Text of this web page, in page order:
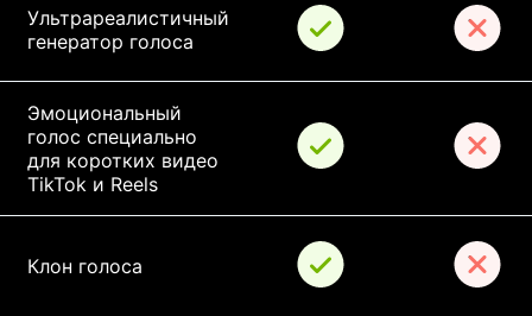
Ультрареалистичный
генератор голоса
Эмоциональный
голос специально
для коротких видео
TikTok и Reels
Клон голоса